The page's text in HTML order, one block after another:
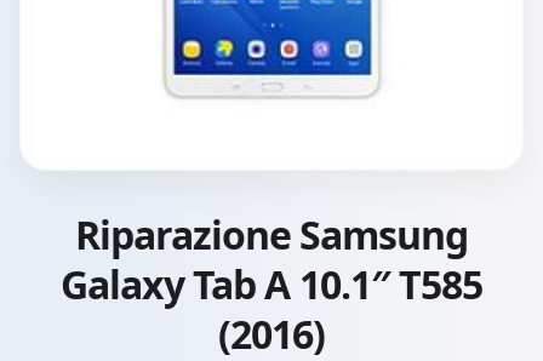
Riparazione Samsung
Galaxy Tab A 10.1″ T585
(2016)